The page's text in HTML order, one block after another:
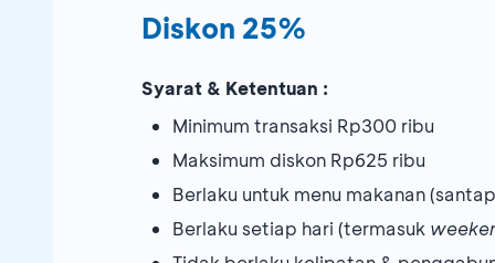
Diskon 25%
Syarat & Ketentuan :
Minimum transaksi Rp300 ribu
Maksimum diskon Rp625 ribu
Berlaku untuk menu makanan
Berlaku setiap hari (termasuk